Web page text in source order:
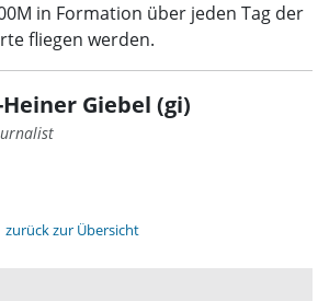
in Formation über jeden Tag der
fliegen werden.
Giebel (gi)
zurück zur Übersicht